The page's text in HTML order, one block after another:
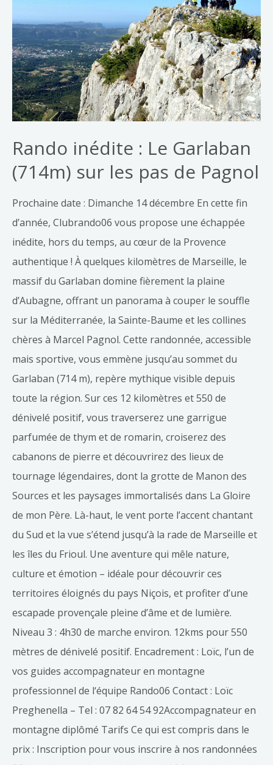
Rando inédite : Le Garlaban
(714m) sur les pas de Pagnol
Prochaine date : Dimanche 14 décembre En cette fin
d’année, Clubrando06 vous propose une échappée
inédite, hors du temps, au cœur de la Provence
authentique ! À quelques kilomètres de Marseille, le
massif du Garlaban domine fièrement la plaine
d’Aubagne, offrant un panorama à couper le souffle
sur la Méditerranée, la Sainte-Baume et les collines
chères à Marcel Pagnol. Cette randonnée, accessible
mais sportive, vous emmène jusqu’au sommet du
Garlaban (714 m), repère mythique visible depuis
toute la région. Sur ces 12 kilomètres et 550 de
dénivelé positif, vous traverserez une garrigue
parfumée de thym et de romarin, croiserez des
cabanons de pierre et découvrirez des lieux de
tournage légendaires, dont la grotte de Manon des
Sources et les paysages immortalisés dans La Gloire
de mon Père. Là-haut, le vent porte l’accent chantant
du Sud et la vue s’étend jusqu’à la rade de Marseille et
les îles du Frioul. Une aventure qui mêle nature,
culture et émotion – idéale pour découvrir ces
territoires éloignés du pays Niçois, et profiter d’une
escapade provençale pleine d’âme et de lumière.
Niveau 3 : 4h30 de marche environ. 12kms pour 550
mètres de dénivelé positif. Encadrement : Loïc, l’un de
vos guides accompagnateur en montagne
professionnel de l‘équipe Rando06 Contact : Loïc
Preghenella – Tel : 07 82 64 54 92Accompagnateur en
montagne diplômé Tarifs Ce qui est compris dans le
prix : Inscription pour vous inscrire à nos randonnées